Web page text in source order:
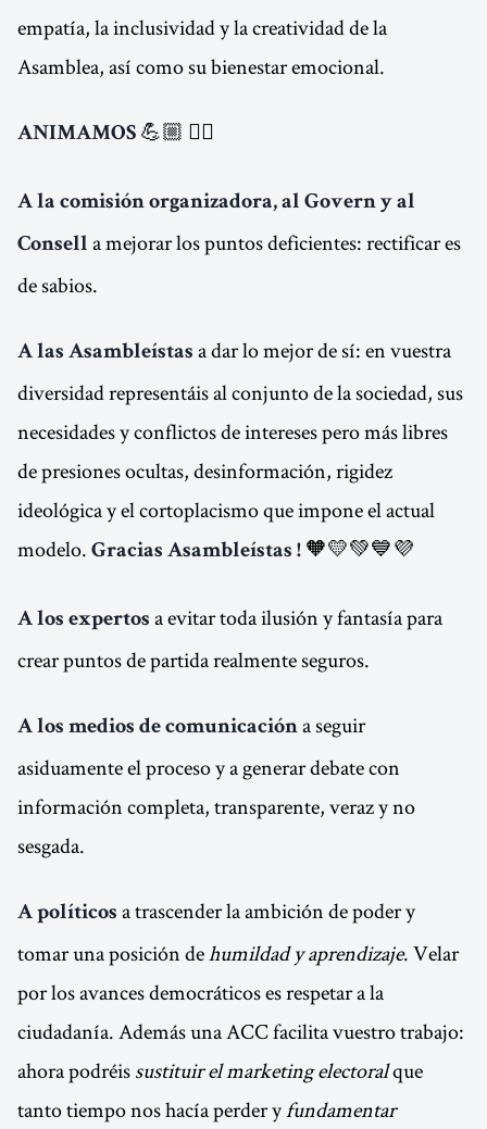
empatía, la inclusividad y la creatividad de la
Asamblea, así como su bienestar emocional.
ANIMAMOS 💪🏼 ❤️‍🔥
A la comisión organizadora, al Govern y al
Consell a mejorar los puntos deficientes: rectificar es
de sabios.
A las Asambleístas a dar lo mejor de sí: en vuestra
diversidad representáis al conjunto de la sociedad, sus
necesidades y conflictos de intereses pero más libres
de presiones ocultas, desinformación, rigidez
ideológica y el cortoplacismo que impone el actual
modelo. Gracias Asambleístas ! 🧡💛💚💙💜
A los expertos a evitar toda ilusión y fantasía para
crear puntos de partida realmente seguros.
A los medios de comunicación a seguir
asiduamente el proceso y a generar debate con
información completa, transparente, veraz y no
sesgada.
A políticos a trascender la ambición de poder y
tomar una posición dehumildad y aprendizaje. Velar
por los avances democráticos es respetar a la
ciudadanía. Además una ACC facilita vuestro trabajo:
ahora podréissustituir el marketing electoralque
tanto tiempo nos hacía perder yfundamentar